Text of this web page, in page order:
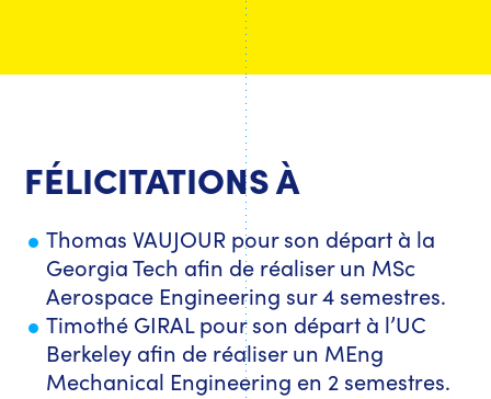
FÉLICITATIONS À
Thomas VAUJOUR pour son départ à la
Georgia Tech afin de réaliser un MSc
Aerospace Engineering sur 4 semestres.
Timothé GIRAL pour son départ à l’UC
Berkeley afin de réaliser un MEng
Mechanical Engineering en 2 semestres.